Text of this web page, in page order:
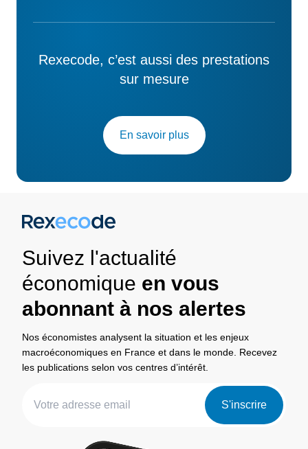
Rexecode, c’est aussi des prestations
sur mesure
En savoir plus
Suivez l'actualité
économique en vous
abonnant à nos alertes
Nos économistes analysent la situation et les enjeux
macroéconomiques en France et dans le monde. Recevez
les publications selon vos centres d’intérêt.
S'inscrire